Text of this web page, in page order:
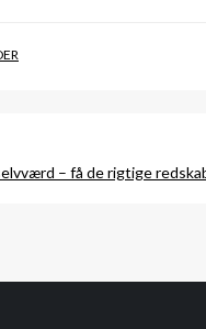
– få de rigtige